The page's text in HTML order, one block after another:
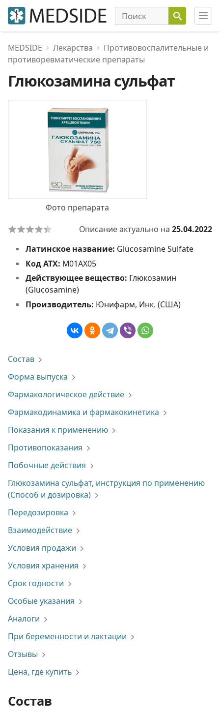
MEDSIDE Лекарства
Противовоспалительные и
противоревматические препараты
Глюкозамина сульфат
Фото препарата
Описание актуально на 25.04.2022
Латинское название: Glucosamine Sulfate
Код АТХ: M01AX05
Действующее вещество: Глюкозамин
(Glucosamine)
Производитель: Юнифарм, Инк. (США)
Состав
Форма выпуска
Фармакологическое действие
Фармакодинамика и фармакокинетика
Показания к применению
Противопоказания
Побочные действия
Глюкозамина сульфат, инструкция по применению
(Способ и дозировка)
Передозировка
Взаимодействие
Условия продажи
Условия хранения
Срок годности
Особые указания
Аналоги
При беременности и лактации
Отзывы
Цена, где купить
Состав